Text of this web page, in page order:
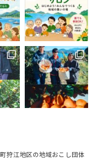
狩江地区の地域おこし団体